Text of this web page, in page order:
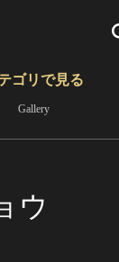
ゴリで見る
Gallery
ウ